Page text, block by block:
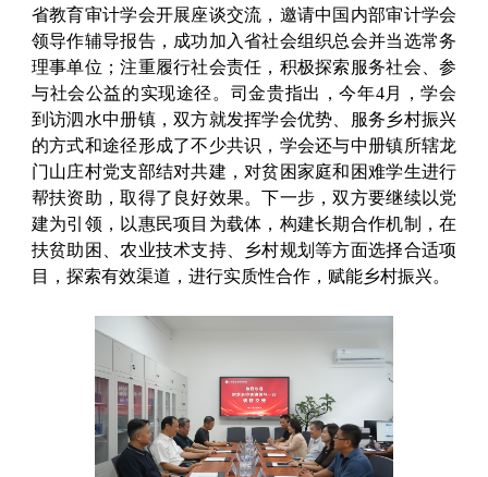
省教育审计学会开展座谈交流，邀请中国内部审计学会
领导作辅导报告，成功加入省社会组织总会并当选常务
理事单位；注重履行社会责任，积极探索服务社会、参
与社会公益的实现途径。司金贵指出，今年4月，学会
到访泗水中册镇，双方就发挥学会优势、服务乡村振兴
的方式和途径形成了不少共识，学会还与中册镇所辖龙
门山庄村党支部结对共建，对贫困家庭和困难学生进行
帮扶资助，取得了良好效果。下一步，双方要继续以党
建为引领，以惠民项目为载体，构建长期合作机制，在
扶贫助困、农业技术支持、乡村规划等方面选择合适项
目，探索有效渠道，进行实质性合作，赋能乡村振兴。